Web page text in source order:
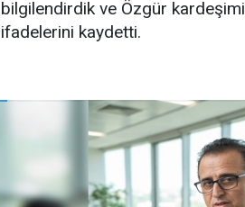
bilgilendirdik ve Özgür
ifadelerini kaydetti.